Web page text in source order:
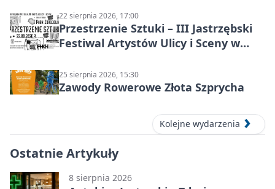
22 sierpnia 2026, 17:00
Przestrzenie Sztuki – III Jastrzębski
Festiwal Artystów Ulicy i Sceny w
25 sierpnia 2026, 15:30
Zawody Rowerowe Złota Szprycha
Kolejne wydarzenia
Ostatnie Artykuły
8 sierpnia 2026